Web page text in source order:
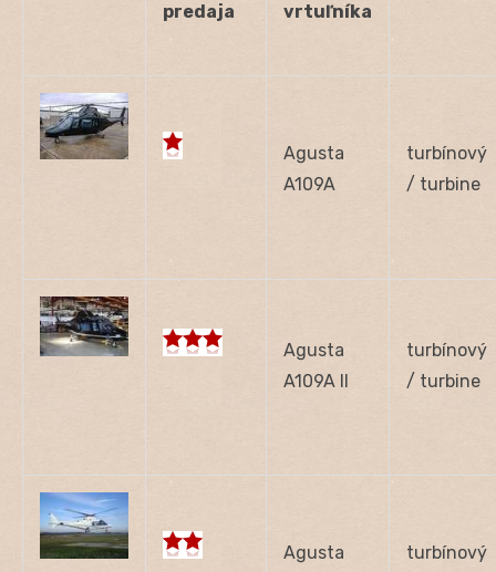
predaja
vrtuľníka
Agusta
A109A
turbínový
/ turbine
Agusta
A109A II
turbínový
/ turbine
Agusta
turbínový